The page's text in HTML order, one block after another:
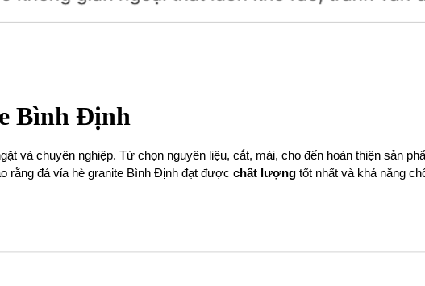
Bình Định
và chuyên nghiệp. Từ chọn nguyên liệu, cắt, mài, cho đến hoàn thiện sản
rằng đá vỉa hè granite Bình Định đạt được chất lượngtốt nhất và khả năng